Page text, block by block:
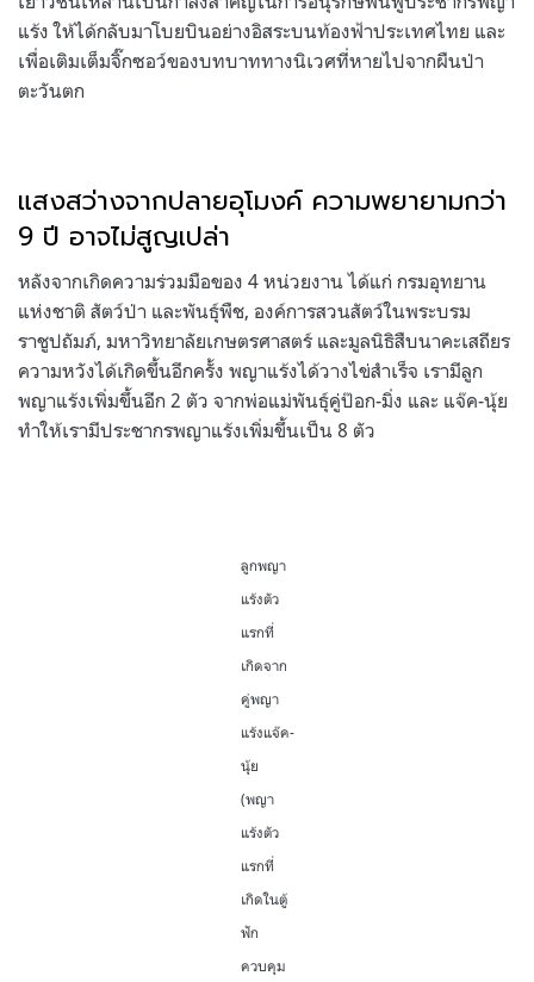
แร้ง ให้ได้กลับมาโบยบินอย่างอิสระบนท้องฟ้าประเทศไทย และ
เพื่อเติมเต็มจิ๊กซอว์ของบทบาททางนิเวศที่หายไปจากผืนป่า
ตะวันตก
แสงสว่างจากปลายอุโมงค์ ความพยายามกว่า
9 ปี อาจไม่สูญเปล่า
หลังจากเกิดความร่วมมือของ 4 หน่วยงาน ได้แก่ กรมอุทยาน
แห่งชาติ สัตว์ป่า และพันธุ์พืช, องค์การสวนสัตว์ในพระบรม
ราชูปถัมภ์, มหาวิทยาลัยเกษตรศาสตร์ และมูลนิธิสืบนาคะเสถียร
ความหวังได้เกิดขึ้นอีกครั้ง พญาแร้งได้วางไข่สำเร็จ เรามีลูก
พญาแร้งเพิ่มขึ้นอีก 2 ตัว จากพ่อแม่พันธุ์คู่ป๊อก-มิ่ง และ แจ๊ค-นุ้ย
ทำให้เรามีประชากรพญาแร้งเพิ่มขึ้นเป็น 8 ตัว
ลูกพญา
แร้งตัว
แรกที่
เกิดจาก
คู่พญา
แร้งแจ๊ค-
นุ้ย
(พญา
แร้งตัว
แรกที่
เกิดในตู้
ฟัก
ควบคุม